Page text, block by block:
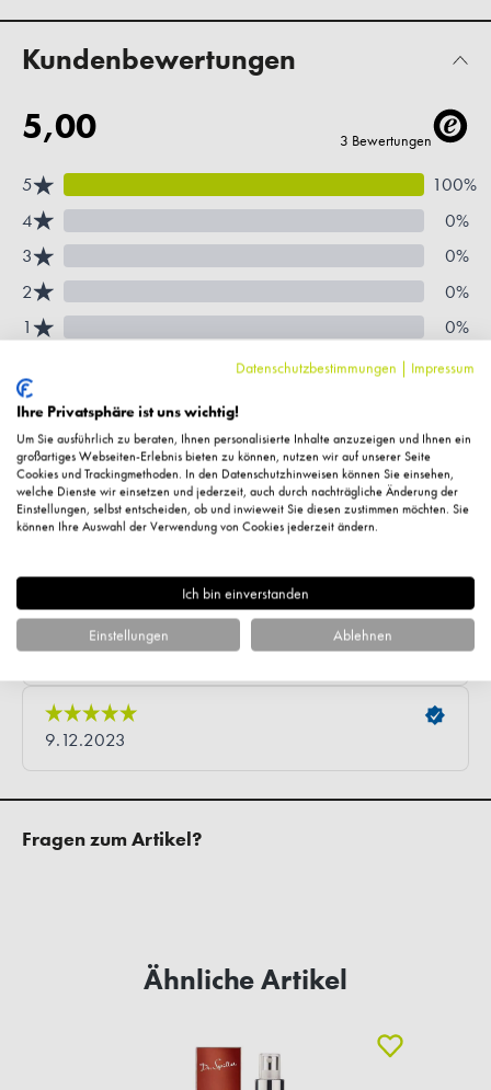
Kundenbewertungen
Fragen zum Artikel?
Ähnliche Artikel
Datenschutzbestimmungen | Impressum
Ihre Privatsphäre ist uns wichtig!
Um Sie ausführlich zu beraten, Ihnen personalisierte Inhalte anzuzeigen und Ihnen ein
großartiges Webseiten-Erlebnis bieten zu können, nutzen wir auf unserer Seite
Cookies und Trackingmethoden. In den Datenschutzhinweisen können Sie einsehen,
welche Dienste wir einsetzen und jederzeit, auch durch nachträgliche Änderung der
Einstellungen, selbst entscheiden, ob und inwieweit Sie diesen zustimmen möchten. Sie
können Ihre Auswahl der Verwendung von Cookies jederzeit ändern.
Ich bin einverstanden
Einstellungen Ablehnen